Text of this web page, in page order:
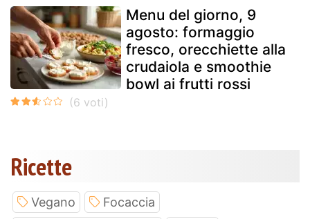
Menu del giorno, 9
agosto: formaggio
fresco, orecchiette alla
crudaiola e smoothie
bowl ai frutti rossi
Ricette
Vegano
Focaccia